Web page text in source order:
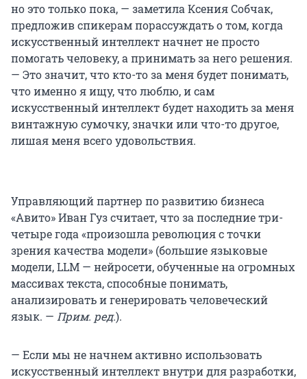
но это только пока, — заметила Ксения Собчак,
предложив спикерам порассуждать о том, когда
искусственный интеллект начнет не просто
помогать человеку, а принимать за него решения.
— Это значит, что кто-то за меня будет понимать,
что именно я ищу, что люблю, и сам
искусственный интеллект будет находить за меня
винтажную сумочку, значки или что-то другое,
лишая меня всего удовольствия.
Управляющий партнер по развитию бизнеса
«Авито» Иван Гуз считает, что за последние три-
четыре года «произошла революция с точки
зрения качества модели» (большие языковые
модели, LLM — нейросети, обученные на огромных
массивах текста, способные понимать,
анализировать и генерировать человеческий
язык. — Прим. ред.).
— Если мы не начнем активно использовать
искусственный интеллект внутри для разработки,